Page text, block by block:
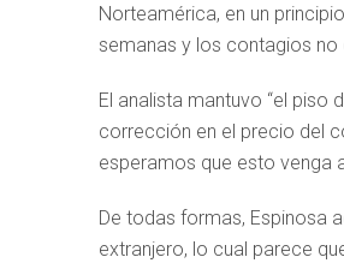
Norteamérica, en un
semanas y los contagios no
El analista mantuvo “el
corrección en el precio del
esperamos que esto venga
De todas formas, Espinosa
extranjero, lo cual parece